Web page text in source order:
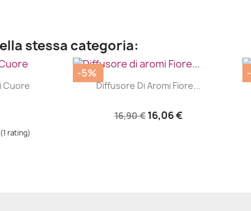
stessa categoria:
Cuore
(1 rating)
| 
Diffusore Di Aromi Fiore...
16,90 € 16,06 €
-5%